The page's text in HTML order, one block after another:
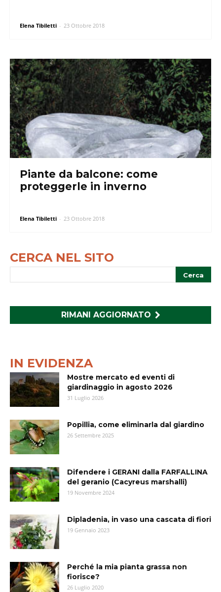
Elena Tibiletti - 23 Ottobre 2018
Piante da balcone: come
proteggerle in inverno
Elena Tibiletti - 23 Ottobre 2018
CERCA NEL SITO
RIMANI AGGIORNATO
IN EVIDENZA
Mostre mercato ed eventi di
giardinaggio in agosto 2026
31 Luglio 2026
Popillia, come eliminarla dal giardino
26 Settembre 2025
Difendere i GERANI dalla FARFALLINA
del geranio (Cacyreus marshalli)
19 Novembre 2024
Dipladenia, in vaso una cascata di fiori
19 Gennaio 2023
Perché la mia pianta grassa non
fiorisce?
26 Luglio 2020